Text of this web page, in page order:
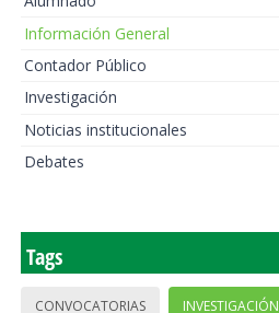
Información General
Contador Público
Investigación
Noticias institucionales
Debates
Tags
CONVOCATORIAS INVESTIGACIÓN